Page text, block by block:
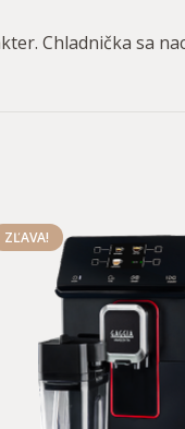
Chladnička sa
ZĽAVA!